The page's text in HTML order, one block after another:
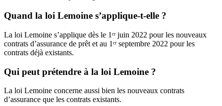
Quand la loi Lemoine s’applique-t-elle ?
La loi Lemoine s’applique dès le 1ᵉʳ juin 2022 pour les nouveaux
contrats d’assurance de prêt et au 1ᵉʳ septembre 2022 pour les
contrats déjà existants.
Qui peut prétendre à la loi Lemoine ?
La loi Lemoine concerne aussi bien les nouveaux contrats
d’assurance que les contrats existants.